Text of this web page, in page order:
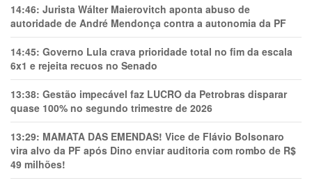
14:46: Jurista Wálter Maierovitch aponta abuso de
autoridade de André Mendonça contra a autonomia da PF
14:45: Governo Lula crava prioridade total no fim da escala
6x1 e rejeita recuos no Senado
13:38: Gestão impecável faz LUCRO da Petrobras disparar
quase 100% no segundo trimestre de 2026
13:29: MAMATA DAS EMENDAS! Vice de Flávio Bolsonaro
vira alvo da PF após Dino enviar auditoria com rombo de R$
49 milhões!